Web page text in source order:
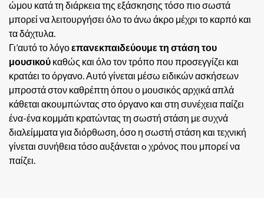
ώμου κατά τη διάρκεια της εξάσκησης τόσο πιο σωστά
μπορεί να λειτουργήσει όλο το άνω άκρο μέχρι το καρπό και
τα δάχτυλα.
Γι’αυτό το λόγοεπανεκπαιδεύουμετη στάση του
μουσικού καθώς και όλο τον τρόπο που προσεγγίζει και
κρατάει το όργανο. Αυτό γίνεται μέσω ειδικών ασκήσεων
μπροστά στον καθρέπτη όπου ο μουσικός αρχικά απλά
κάθεται ακουμπώντας στο όργανο και στη συνέχεια παίζει
ένα-ένα κομμάτι κρατώντας τη σωστή στάση με συχνά
διαλείμματα για διόρθωση, όσο η σωστή στάση και τεχνική
γίνεται συνήθεια τόσο αυξάνεται o χρόνος που μπορεί να
παίζει.